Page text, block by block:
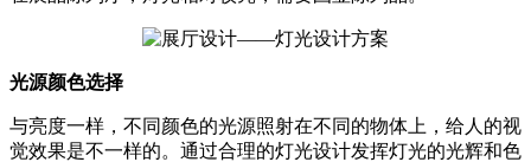
光源颜色选择
与亮度一样，不同颜色的光源照射在不同的物体上，给人的视
觉效果是不一样的。通过合理的灯光设计发挥灯光的光辉和色